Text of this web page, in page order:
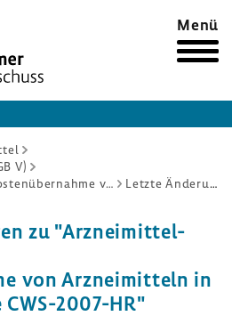
Menü
V)
Arzneimittel-Richtlinie: Kostenübernahme von Arzneimitteln in klinischer Studie CWS-2007-HR
Letzte Änderungen
zu "Arzneimittel-​
von Arznei­mit­teln in
​2007-HR"